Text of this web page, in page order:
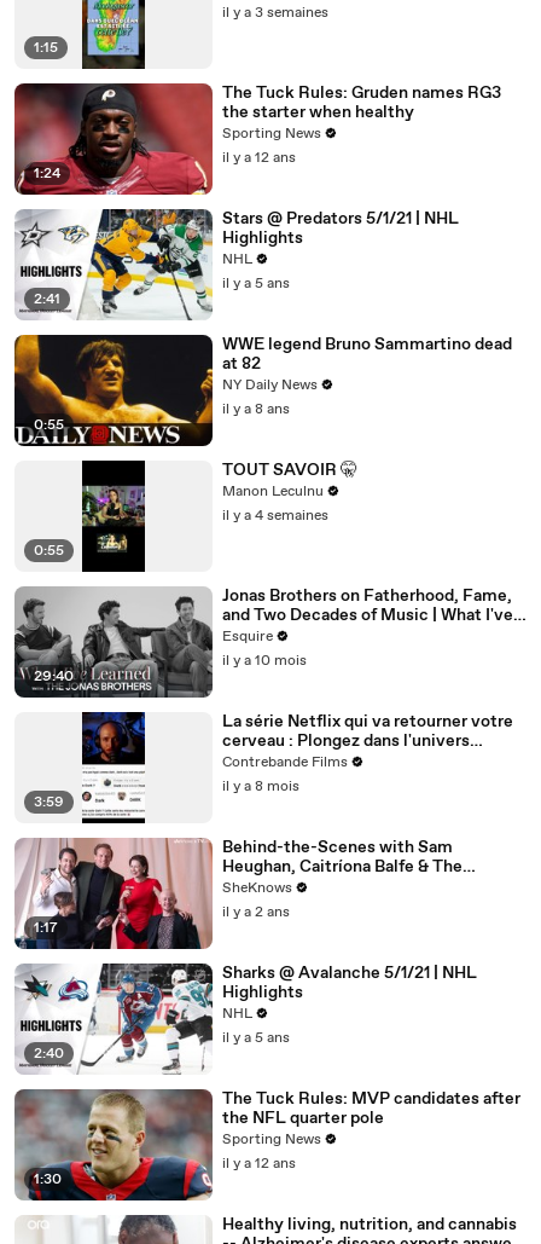
1:15
il y a 3 semaines
1:24
The Tuck Rules: Gruden names RG3
the starter when healthy
Sporting News
il y a 12 ans
2:41
Stars @ Predators 5/1/21 | NHL
Highlights
NHL
il y a 5 ans
0:55
WWE legend Bruno Sammartino dead
at 82
NY Daily News
il y a 8 ans
0:55
TOUT SAVOIR 🤫
Manon Leculnu
il y a 4 semaines
29:40
Jonas Brothers on Fatherhood, Fame,
and Two Decades of Music | What I've
Learned | Esquire
Esquire
il y a 10 mois
3:59
La série Netflix qui va retourner votre
cerveau : Plongez dans l'univers
complexe de DARK
Contrebande Films
il y a 8 mois
1:17
Behind-the-Scenes with Sam
Heughan, Caitríona Balfe & The
'Outlander' Cast
SheKnows
il y a 2 ans
2:40
Sharks @ Avalanche 5/1/21 | NHL
Highlights
NHL
il y a 5 ans
1:30
The Tuck Rules: MVP candidates after
the NFL quarter pole
Sporting News
il y a 12 ans
Healthy living, nutrition, and cannabis